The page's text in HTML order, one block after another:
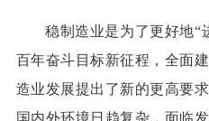
稳制造业是为了更好地“
百年奋斗目标新征程，全面
造业发展提出了新的更高要